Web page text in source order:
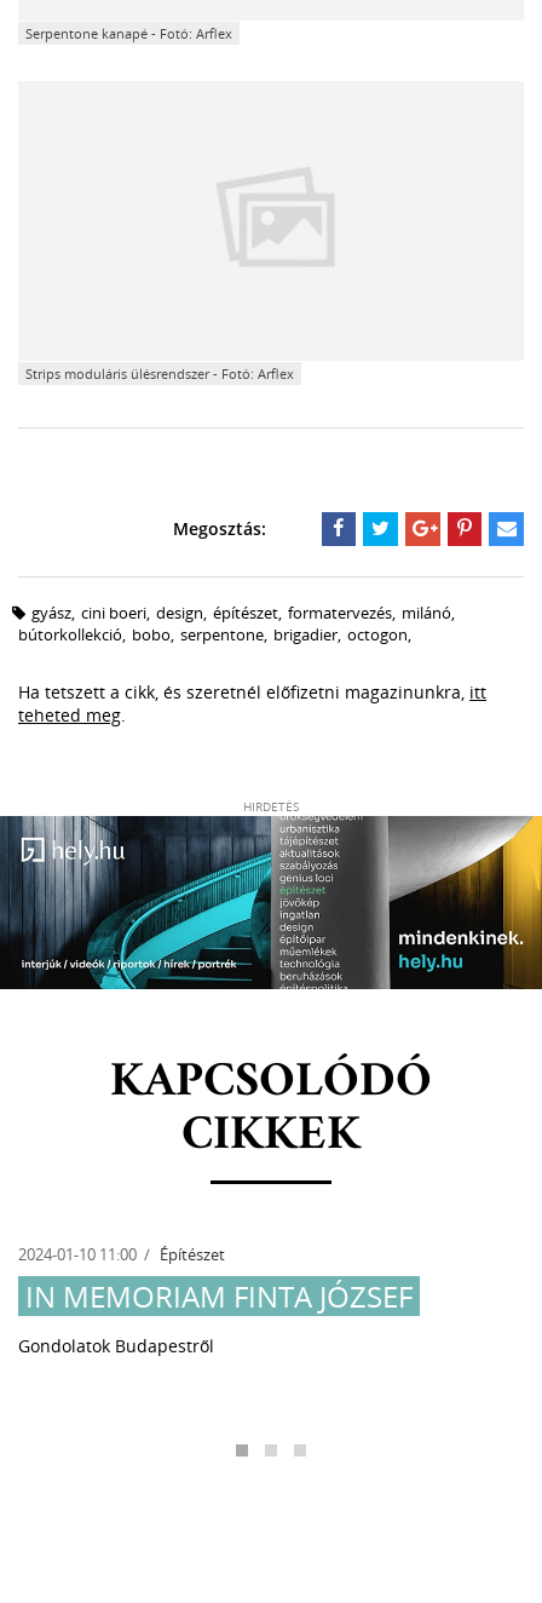
Serpentone kanapé - Fotó: Arflex
Strips moduláris ülésrendszer - Fotó: Arflex
gyász, cini boeri, design, építészet, formatervezés, milánó,
bútorkollekció, bobo, serpentone, brigadier, octogon,
Ha tetszett a cikk, és szeretnél előfizetni magazinunkra, itt
teheted meg.
HIRDETÉS
KAPCSOLÓDÓ
CIKKEK
2024-01-10 11:00 Építészet
IN MEMORIAM FINTA JÓZSEF
Gondolatok Budapestről